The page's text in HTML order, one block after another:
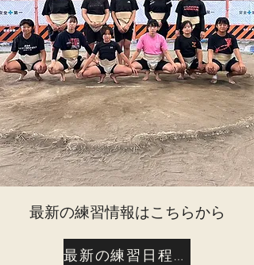
​最新の練習情報はこちらから
最新の練習日程はこちら